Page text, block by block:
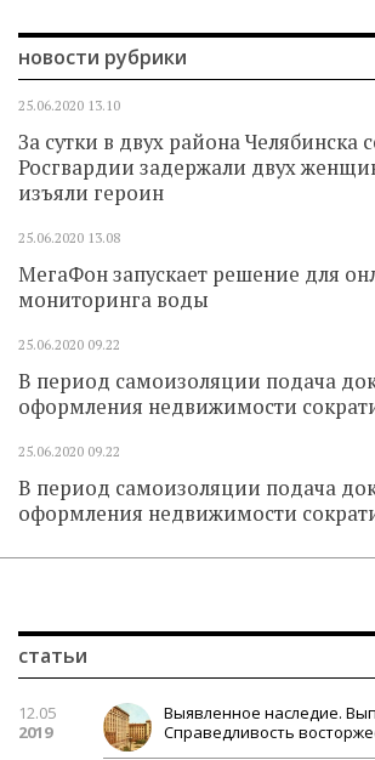
новости рубрики
25.06.2020 13.10
За сутки в двух района Челябинска
Росгвардии задержали двух
изъяли героин
25.06.2020 13.08
МегаФон запускает решение для
мониторинга воды
25.06.2020 09.22
В период самоизоляции подача
оформления недвижимости
25.06.2020 09.22
В период самоизоляции подача
оформления недвижимости
статьи
12.05
2019
Выявленное наследие.
Справедливость